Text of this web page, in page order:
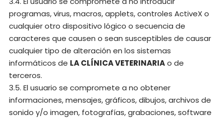
programas, virus, macros, applets, controles ActiveX o
cualquier otro dispositivo lógico o secuencia de
caracteres que causen o sean susceptibles de causar
cualquier tipo de alteración en los sistemas
informáticos de LA CLÍNICA VETERINARIAo de
terceros.
3.5. El usuario se compromete a no obtener
informaciones, mensajes, gráficos, dibujos, archivos de
sonido y/o imagen, fotografías, grabaciones, software